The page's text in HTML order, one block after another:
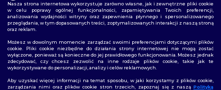
Śledź nas
Nasza strona internetowa wykorzystuje zarówno własne, jak i zewnętrzne pliki cookie
w celu poprawy ogólnej funkcjonalności, zapamiętywania Twoich preferencji,
analizowania wydajności witryny oraz zapewnienia płynnego i spersonalizowanego
przeglądania, w tym dopasowanych treści, zoptymalizowanych interakcji z naszą stroną
oraz reklam.
Możesz w dowolnym momencie zarządzać swoimi preferencjami dotyczącymi plików
cookie. Pliki cookie niezbędne do działania strony internetowej nie mogą zostać
wyłączone, ponieważ są konieczne do jej prawidłowego funkcjonowania. Możesz jednak
zdecydować, czy chcesz zezwolić na inne rodzaje plików cookie, takie jak te
wykorzystywane do personalizacji, analizy i celów reklamowych.
Aby uzyskać więcej informacji na temat sposobu, w jaki korzystamy z plików cookie,
zarządzania nimi oraz plików cookie stron trzecich, zapoznaj się z naszą Polityką